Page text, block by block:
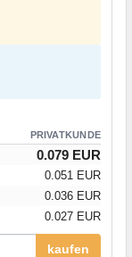
PRIVATKUNDE
0.079 EUR
0.051 EUR
0.036 EUR
0.027 EUR
kaufen